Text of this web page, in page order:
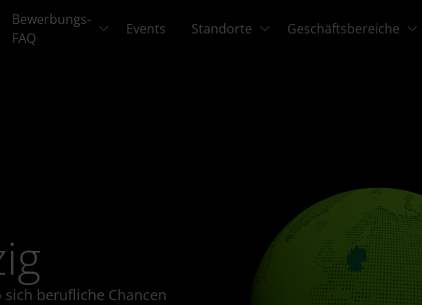
Bewerbungs-
FAQ
Events Standorte Geschäftsbereiche
berufliche Chancen